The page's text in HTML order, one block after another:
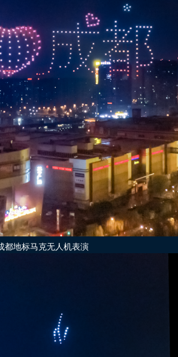
都地标马克无人机表演